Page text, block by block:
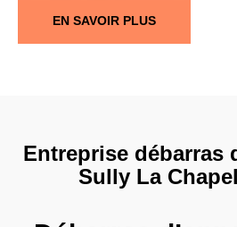
EN SAVOIR PLUS
Entreprise débarras
Sully La